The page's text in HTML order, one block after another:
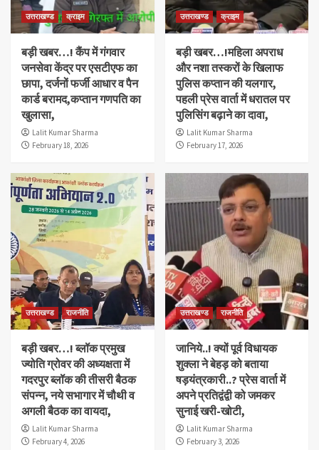
उत्तराखण्ड क्राइम
बड़ी खबर…! कैंप में गंगवार
जनसेवा केंद्र पर एसटीएफ का
छापा, दर्जनों फर्जी आधार व पैन
कार्ड बरामद,कप्तान गणपति का
खुलासा,
Lalit Kumar Sharma
February 18, 2026
उत्तराखण्ड क्राइम
बड़ी खबर…!महिला अपराध
और नशा तस्करों के खिलाफ
पुलिस कप्तान की यलगार,
पहली प्रेस वार्ता में धरातल पर
पुलिसिंग बढ़ाने का दावा,
Lalit Kumar Sharma
February 17, 2026
उत्तराखण्ड राजनीति
बड़ी खबर…! ब्लॉक प्रमुख
ज्योति ग्रोवर की अध्यक्षता में
गदरपुर ब्लॉक की तीसरी बैठक
संपन्न, नये सभागार में चौथी व
अगली बैठक का वायदा,
Lalit Kumar Sharma
February 4, 2026
उत्तराखण्ड राजनीति
जानिये..! क्यों पूर्व विधायक
शुक्ला ने बेहड़ को बताया
षड़यंत्रकारी..? प्रेस वार्ता में
अपने प्रतिद्वंद्वी को जमकर
सुनाई खरी-खोटी,
Lalit Kumar Sharma
February 3, 2026